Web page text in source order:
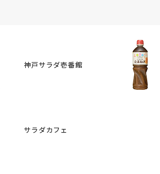
神戸サラダ壱番館
サラダカフェ